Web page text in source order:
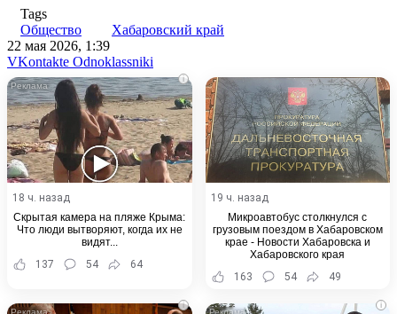
Tags
Общество
Хабаровский край
22 мая 2026, 1:39
VKontakte Odnoklassniki
via
Email
i
18 ч. назад
Скрытая камера на пляже Крыма:
Что люди вытворяют, когда их не
видят...
137
54 64
19 ч. назад
Микроавтобус столкнулся с
грузовым поездом в Хабаровском
крае - Новости Хабаровска и
Хабаровского края
163
54 49
i i